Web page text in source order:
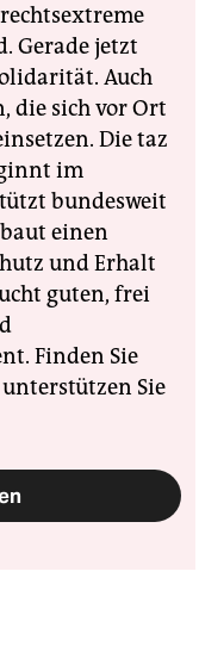
Gerade jetzt
Auch
die sich vor Ort
Die taz
im
bundesweit
einen
und Erhalt
guten, frei
Finden Sie
Sie